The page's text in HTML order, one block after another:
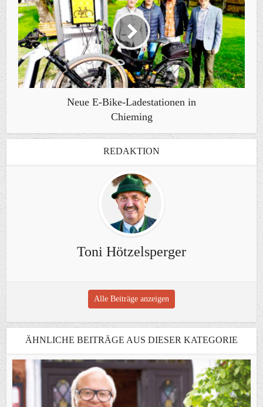
Neue E-Bike-Ladestationen in
Chieming
REDAKTION
Toni Hötzelsperger
Alle Beiträge anzeigen
ÄHNLICHE BEITRÄGE AUS DIESER KATEGORIE